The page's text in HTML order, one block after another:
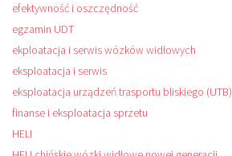
efektywność i oszczędność
egzamin UDT
ekploatacja i serwis wózków widłowych
eksploatacja i serwis
eksploatacja urządzeń trasportu bliskiego (UTB)
finanse i eksploatacja sprzetu
HELI